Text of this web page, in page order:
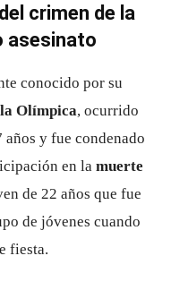
crimen de la
asesinato
conocido por su
Olímpica, ocurrido
años y fue condenado
en la muerte
de 22 años que fue
de jóvenes cuando
fiesta.